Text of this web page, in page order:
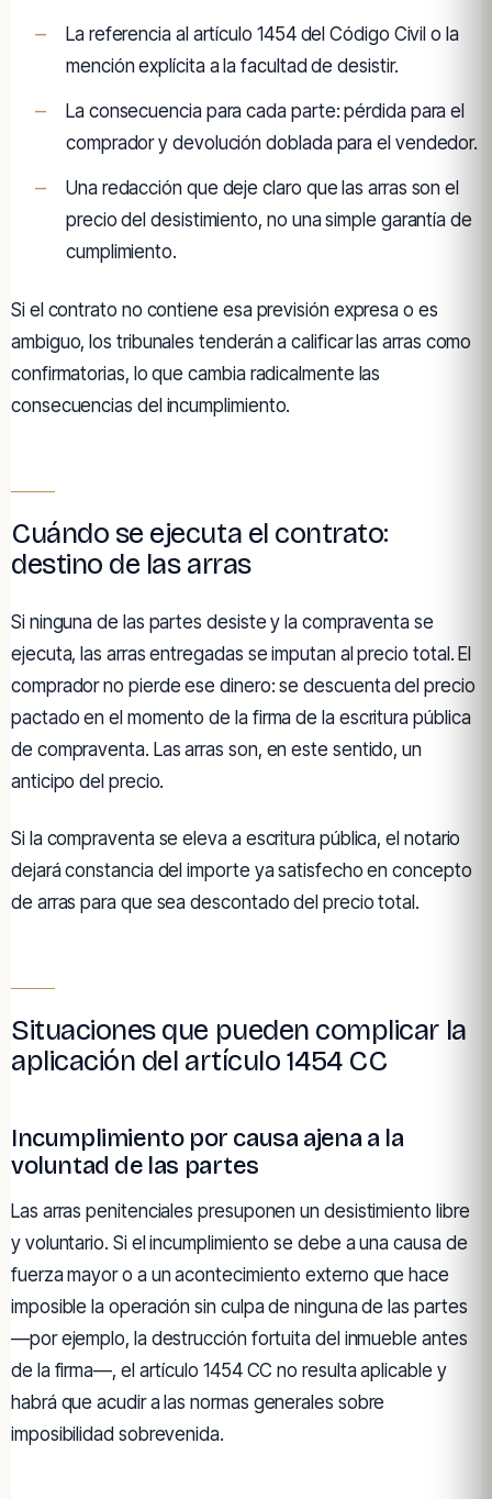
La referencia al artículo 1454 del Código Civil o la
mención explícita a la facultad de desistir.
La consecuencia para cada parte: pérdida para el
comprador y devolución doblada para el vendedor.
Una redacción que deje claro que las arras son el
precio del desistimiento, no una simple garantía de
cumplimiento.
Si el contrato no contiene esa previsión expresa o es
ambiguo, los tribunales tenderán a calificar las arras como
confirmatorias, lo que cambia radicalmente las
consecuencias del incumplimiento.
Cuándo se ejecuta el contrato:
destino de las arras
Si ninguna de las partes desiste y la compraventa se
ejecuta, las arras entregadas se imputan al precio total. El
comprador no pierde ese dinero: se descuenta del precio
pactado en el momento de la firma de la escritura pública
de compraventa. Las arras son, en este sentido, un
anticipo del precio.
Si la compraventa se eleva a escritura pública, el notario
dejará constancia del importe ya satisfecho en concepto
de arras para que sea descontado del precio total.
Situaciones que pueden complicar la
aplicación del artículo 1454 CC
Incumplimiento por causa ajena a la
voluntad de las partes
Las arras penitenciales presuponen un desistimiento libre
y voluntario. Si el incumplimiento se debe a una causa de
fuerza mayor o a un acontecimiento externo que hace
imposible la operación sin culpa de ninguna de las partes
—por ejemplo, la destrucción fortuita del inmueble antes
de la firma—, el artículo 1454 CC no resulta aplicable y
habrá que acudir a las normas generales sobre
imposibilidad sobrevenida.